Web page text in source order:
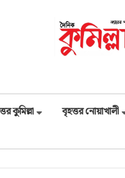
কুমিল্লা বৃহত্তর নোয়াখালী